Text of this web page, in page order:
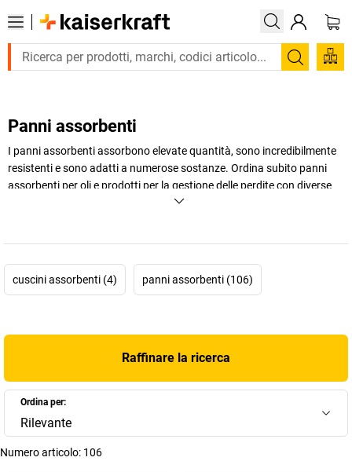
Trova
Panni assorbenti
I panni assorbenti assorbono elevate quantità, sono incredibilmente
resistenti e sono adatti a numerose sostanze. Ordina subito panni
assorbenti per oli e prodotti per la gestione delle perdite con diverse
classificazioni, per uso interno ed esterno, oppure continua a leggere
cuscini assorbenti (4) panni assorbenti (106)
Raffinare la ricerca
Ordina per:
Rilevante
Numero articolo: 106